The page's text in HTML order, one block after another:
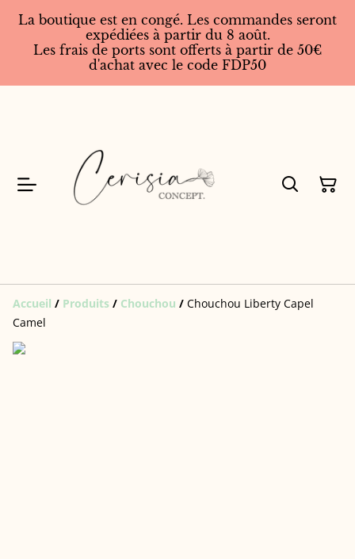
La boutique est en congé. Les commandes seront
expédiées à partir du 8 août.
Les frais de ports sont offerts à partir de 50€
d'achat avec le code FDP50
Accueil / Produits / Chouchou / Chouchou Liberty Capel
Camel